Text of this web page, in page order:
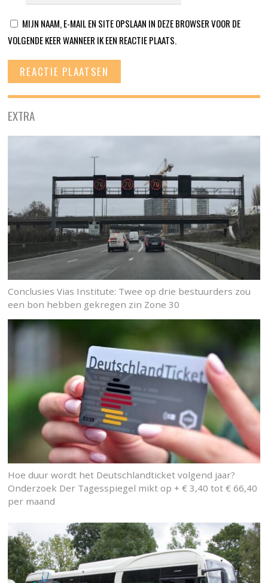
MIJN NAAM, E-MAIL EN SITE OPSLAAN IN DEZE BROWSER VOOR DE
VOLGENDE KEER WANNEER IK EEN REACTIE PLAATS.
EXTRA
Conclusies Vias Institute: Twee op drie bestuurders zou
een bon hebben gekregen zin Zone 30
Hoe duur wordt het Deutschlandticket volgend jaar?
Onderzoek Der Tagesspiegel mikt op + € 3,40 tot € 66,40
per maand